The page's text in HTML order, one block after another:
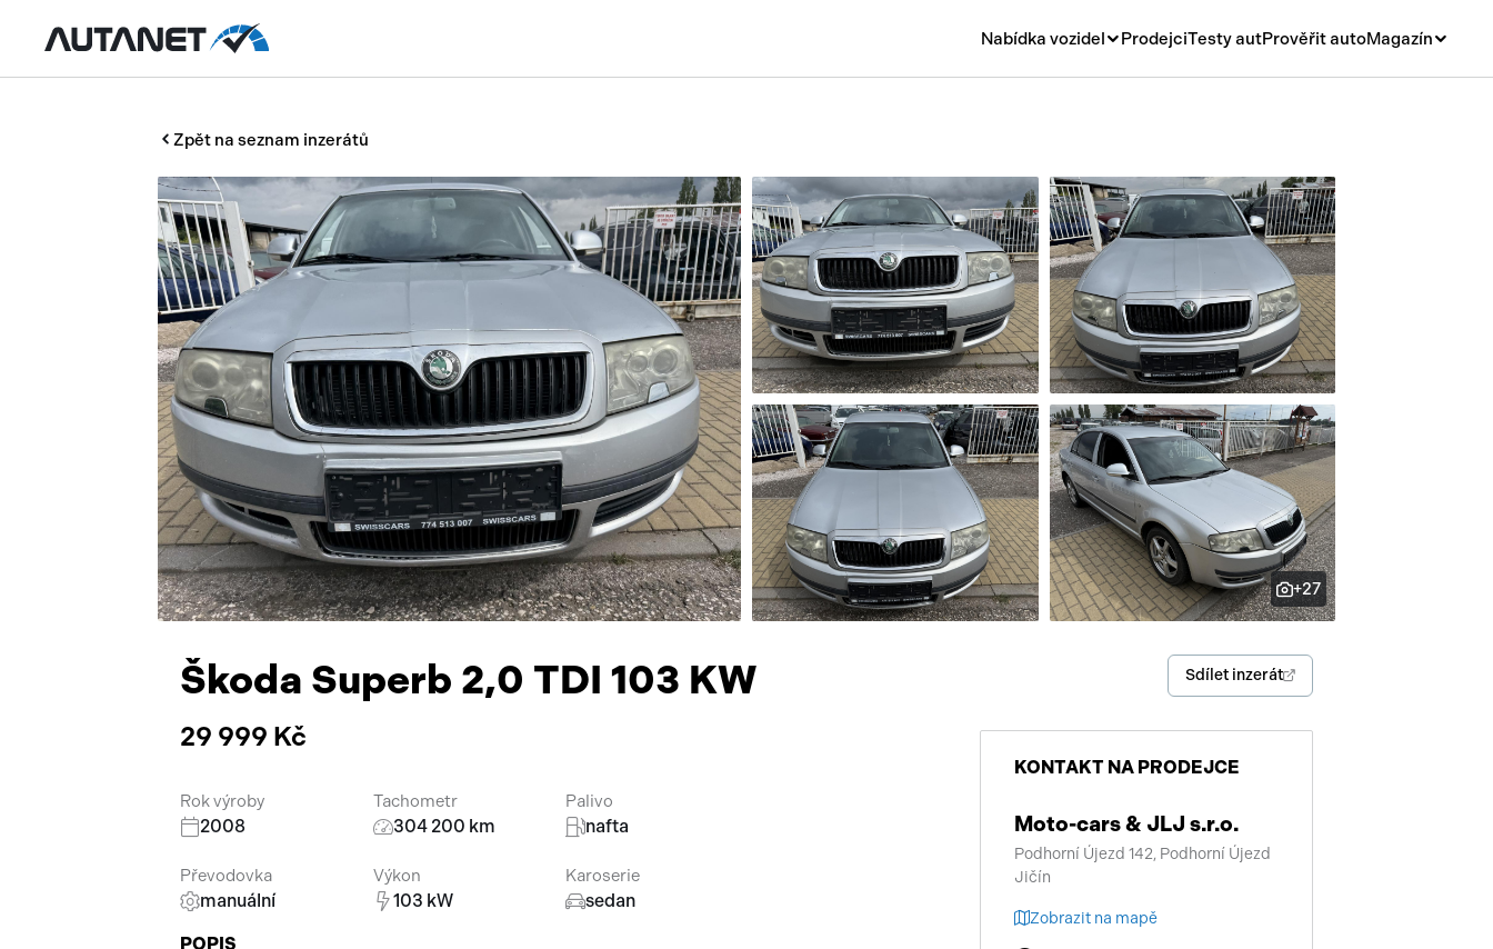
Nabídka vozidel
Nákladní
Obytná
Motorky
Přívěsy a návěsy
Autobusy
Pracovní stroje
Náhradní díly
Příslušenství
ProdejciTesty autPrověřit autoMagazín
Nové modely
Ojetiny
Auto a život
Videa
Zpět na seznam inzerátů
+27
Škoda Superb 2,0 TDI 103 KW
29 999 Kč
Rok výroby
2008
Tachometr
304 200 km
Palivo
nafta
Převodovka
manuální
Výkon
103 kW
Karoserie
sedan
POPIS
Sdílet inzerát
KONTAKT NA PRODEJCE
Moto-cars & JLJ s.r.o.
Podhorní Újezd 142, Podhorní Újezd
Jičín
Zobrazit na mapě